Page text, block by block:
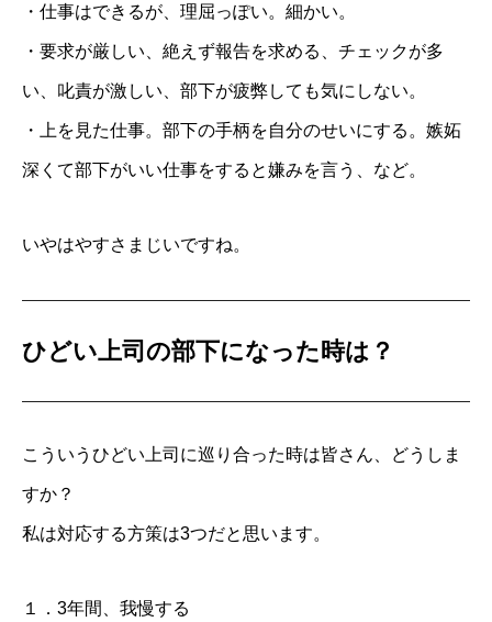
・仕事はできるが、理屈っぽい。細かい。
・要求が厳しい、絶えず報告を求める、チェックが多
い、叱責が激しい、部下が疲弊しても気にしない。
・上を見た仕事。部下の手柄を自分のせいにする。嫉妬
深くて部下がいい仕事をすると嫌みを言う、など。
いやはやすさまじいですね。
ひどい上司の部下になった時は？
こういうひどい上司に巡り合った時は皆さん、どうしま
すか？
私は対応する方策は3つだと思います。
１．3年間、我慢する